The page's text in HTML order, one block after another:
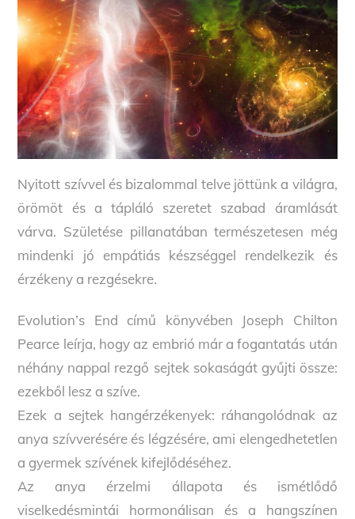
Nyitott szívvel és bizalommal telve jöttünk a világra,
örömöt és a tápláló szeretet szabad áramlását
várva. Születése pillanatában természetesen még
mindenki jó empátiás készséggel rendelkezik és
érzékeny a rezgésekre.
Evolution’s End című könyvében Joseph Chilton
Pearce leírja, hogy az embrió már a fogantatás után
néhány nappal rezgő sejtek sokaságát gyűjti össze:
ezekből lesz a szíve.
Ezek a sejtek hangérzékenyek: ráhangolódnak az
anya szívverésére és légzésére, ami elengedhetetlen
a gyermek szívének kifejlődéséhez.
Az anya érzelmi állapota és ismétlődő
viselkedésmintái hormonálisan és a hangszínen